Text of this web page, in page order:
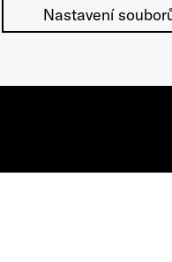
Nastavení